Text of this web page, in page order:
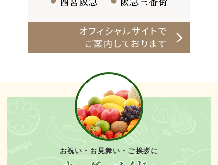
お祝い・お見舞い・ご挨拶に